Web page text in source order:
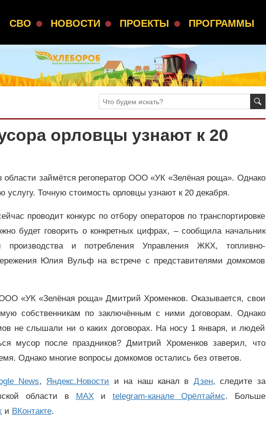
СВО НОВОСТИ ПРОЕКТЫ ПРОГРАММЫ
орловцы узнают к 20
области займётся регоператор ООО «УК «Зелёная роща». Однако
услугу. Точную стоимость орловцы узнают к 20 декабря.
проводит конкурс по отбору операторов по транспортировке
будет говорить о конкретных цифрах, – сообщила начальник
и потребления Управления ЖКХ, топливно-
Юлия Вульф на встрече с представителями домкомов
ООО «УК «Зелёная роща» Дмитрий Хроменков. Оказывается, свои
собственникам по заключённым с ними договорам. Однако
не слышали ни о каких договорах. На носу 1 января, и людей
мусор после праздников? Дмитрий Хроменков заверил, что
Однако многие вопросы домкомов остались без ответов.
News, Яндекс.Новости и на наш канал в Дзен, следите за
области в
MAXи telegram-канале Орёлтаймс. Больше
и ВКонтакте.